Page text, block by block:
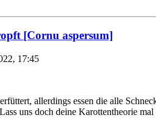
[Cornu aspersum]
17:45
allerdings essen die alle
uns doch deine Karottentheorie